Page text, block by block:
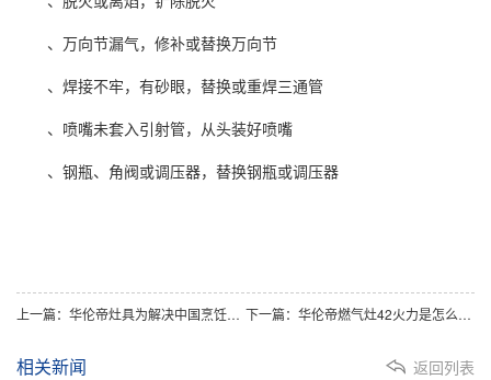
、万向节漏气，修补或替换万向节
、焊接不牢，有砂眼，替换或重焊三通管
、喷嘴未套入引射管，从头装好喷嘴
、钢瓶、角阀或调压器，替换钢瓶或调压器
上一篇：华伦帝灶具为解决中国烹饪问题而来 下一篇：华伦帝燃气灶42火力是怎么解释
返回列表
相关新闻